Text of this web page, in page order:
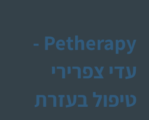
Petherapy -
עדי צפרירי
טיפול בעזרת